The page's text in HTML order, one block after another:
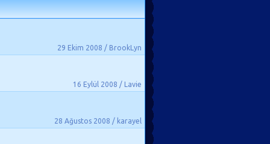
29 Ekim 2008 / BrookLyn
16 Eylül 2008 / Lavie
28 Ağustos 2008 / karayel